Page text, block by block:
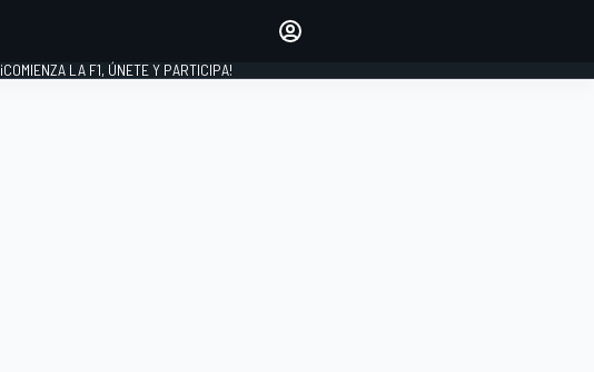
INICIAR SESIÓN
¡COMIENZA LA F1, ÚNETE Y PARTICIPA!